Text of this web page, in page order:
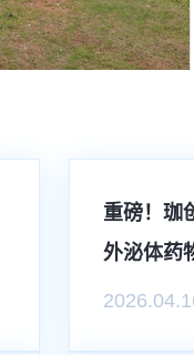
重磅！珈
外泌体药